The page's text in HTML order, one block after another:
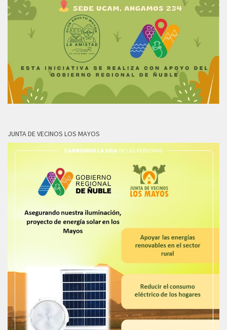
JUNTA DE VECINOS LOS MAYOS